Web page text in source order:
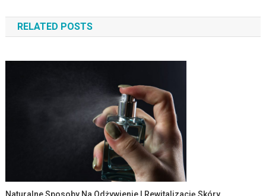
wpisu
RELATED POSTS